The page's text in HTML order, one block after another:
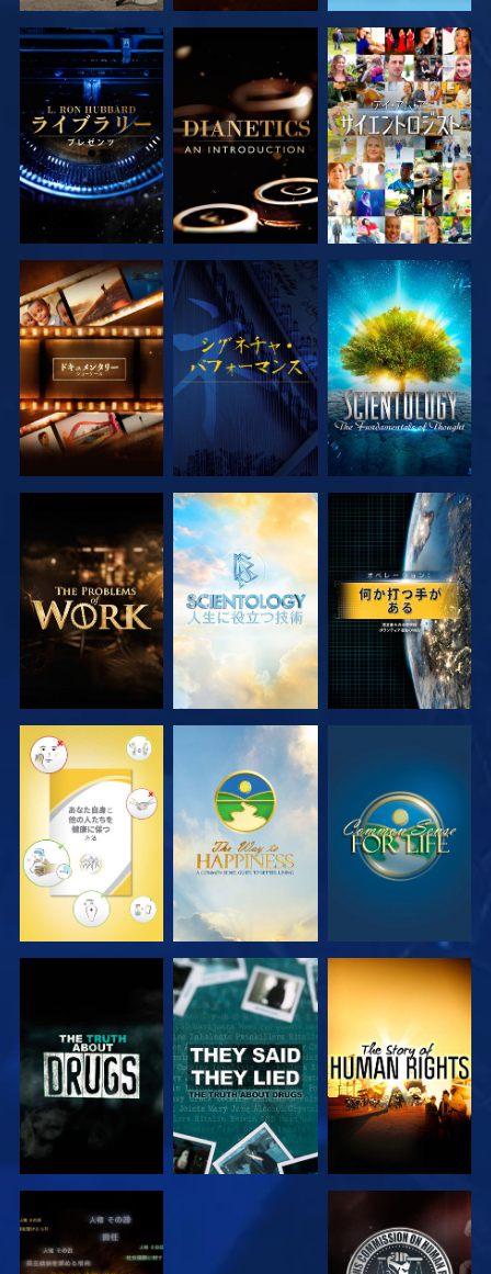
シリーズを探求 シリーズを探求 観る
シリーズを探求 観る シリーズを探求
シリーズを探求 シリーズを探求 観る
観る 観る 観る
観る 観る
観る